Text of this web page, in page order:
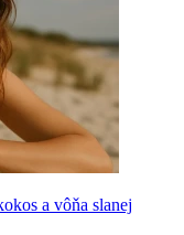
a vôňa slanej